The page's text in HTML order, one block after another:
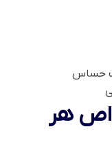
حساس
هر